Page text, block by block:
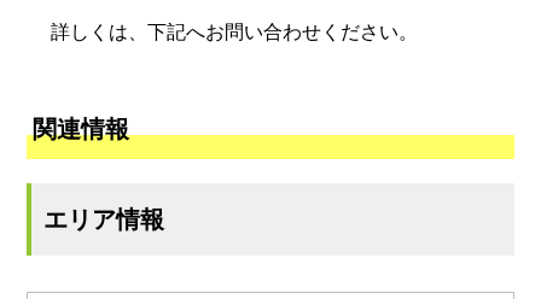
詳しくは、下記へお問い合わせください。
関連情報
エリア情報